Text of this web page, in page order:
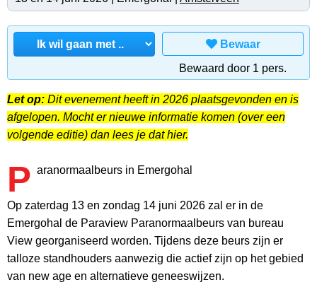
Bewaar
Bewaard door 1 pers.
Let op: Dit evenement heeft in 2026 plaatsgevonden en is
afgelopen. Mocht er nieuwe informatie komen (over een
volgende editie) dan lees je dat hier.
P aranormaalbeurs in Emergohal
Op zaterdag 13 en zondag 14 juni 2026 zal er in de
Emergohal de Paraview Paranormaalbeurs van bureau
View georganiseerd worden. Tijdens deze beurs zijn er
talloze standhouders aanwezig die actief zijn op het gebied
van new age en alternatieve geneeswijzen.